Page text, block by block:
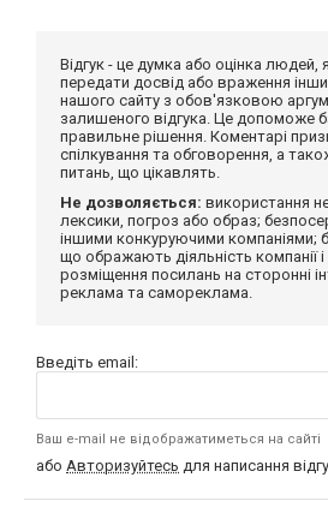
Відгук - це думка або оцінка людей,
передати досвід або враження
нашого сайту з обов'язковою
залишеного відгука. Це допоможе
правильне рішення. Коментарі
спілкування та обговорення, а
питань, що цікавлять.
Не дозволяється: використання
лексики, погроз або образ;
іншими конкуруючими компаніями;
що ображають діяльність компанії і
розміщення посилань на сторонні
реклама та самореклама.
Введіть email:
Ваш e-mail не відображатиметься на сайті
або Авторизуйтесь для написання